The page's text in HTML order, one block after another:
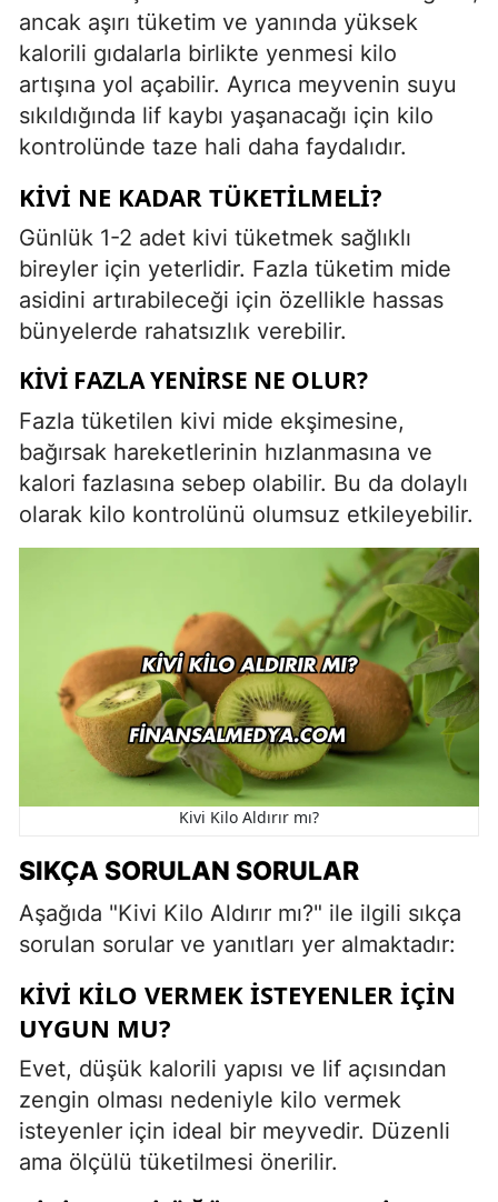
ancak aşırı tüketim ve yanında yüksek
kalorili gıdalarla birlikte yenmesi kilo
artışına yol açabilir. Ayrıca meyvenin suyu
sıkıldığında lif kaybı yaşanacağı için kilo
kontrolünde taze hali daha faydalıdır.
KIVI NE KADAR TÜKETILMELI?
Günlük 1-2 adet kivi tüketmek sağlıklı
bireyler için yeterlidir. Fazla tüketim mide
asidini artırabileceği için özellikle hassas
bünyelerde rahatsızlık verebilir.
KIVI FAZLA YENIRSE NE OLUR?
Fazla tüketilen kivi mide ekşimesine,
bağırsak hareketlerinin hızlanmasına ve
kalori fazlasına sebep olabilir. Bu da dolaylı
olarak kilo kontrolünü olumsuz etkileyebilir.
Kivi Kilo Aldırır mı?
SIKÇA SORULAN SORULAR
Aşağıda "Kivi Kilo Aldırır mı?" ile ilgili sıkça
sorulan sorular ve yanıtları yer almaktadır:
KIVI KILO VERMEK ISTEYENLER IÇIN
UYGUN MU?
Evet, düşük kalorili yapısı ve lif açısından
zengin olması nedeniyle kilo vermek
isteyenler için ideal bir meyvedir. Düzenli
ama ölçülü tüketilmesi önerilir.